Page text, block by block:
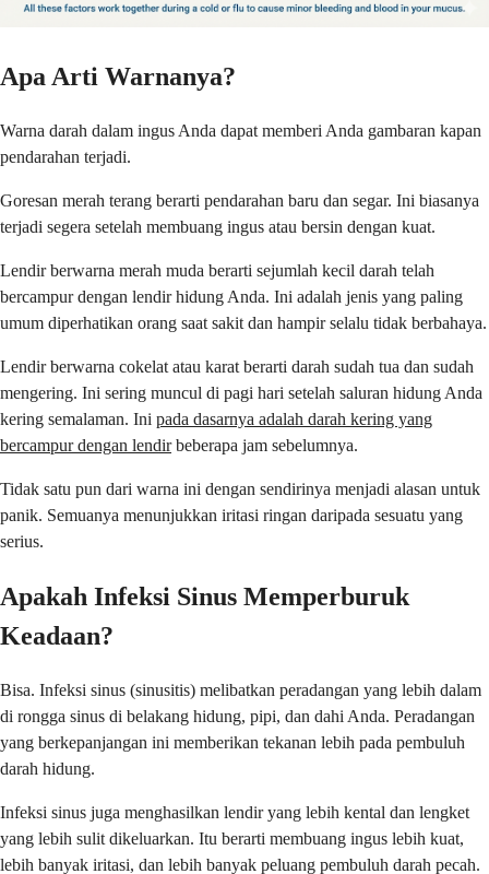
Apa Arti Warnanya?
Warna darah dalam ingus Anda dapat memberi Anda gambaran kapan
pendarahan terjadi.
Goresan merah terang berarti pendarahan baru dan segar. Ini biasanya
terjadi segera setelah membuang ingus atau bersin dengan kuat.
Lendir berwarna merah muda berarti sejumlah kecil darah telah
bercampur dengan lendir hidung Anda. Ini adalah jenis yang paling
umum diperhatikan orang saat sakit dan hampir selalu tidak berbahaya.
Lendir berwarna cokelat atau karat berarti darah sudah tua dan sudah
mengering. Ini sering muncul di pagi hari setelah saluran hidung Anda
kering semalaman. Ini pada dasarnya adalah darah kering yang
bercampur dengan lendirbeberapa jam sebelumnya.
Tidak satu pun dari warna ini dengan sendirinya menjadi alasan untuk
panik. Semuanya menunjukkan iritasi ringan daripada sesuatu yang
serius.
Apakah Infeksi Sinus Memperburuk
Keadaan?
Bisa. Infeksi sinus (sinusitis) melibatkan peradangan yang lebih dalam
di rongga sinus di belakang hidung, pipi, dan dahi Anda. Peradangan
yang berkepanjangan ini memberikan tekanan lebih pada pembuluh
darah hidung.
Infeksi sinus juga menghasilkan lendir yang lebih kental dan lengket
yang lebih sulit dikeluarkan. Itu berarti membuang ingus lebih kuat,
lebih banyak iritasi, dan lebih banyak peluang pembuluh darah pecah.